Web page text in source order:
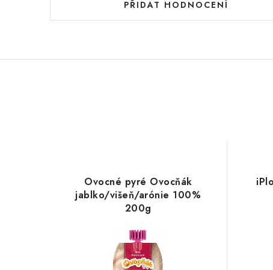
PŘIDAT HODNOCENÍ
Ovocné pyré Ovocňák
jablko/višeň/arónie 100%
200g